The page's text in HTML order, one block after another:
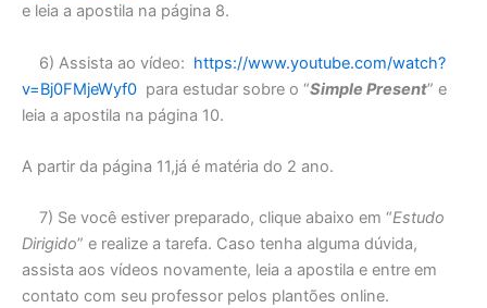
e leia a apostila na página 8.
6) Assista ao vídeo: https://www.youtube.com/watch?
v=Bj0FMjeWyf0 para estudar sobre o “Simple Present” e
leia a apostila na página 10.
A partir da página 11,já é matéria do 2 ano.
7) Se você estiver preparado, clique abaixo em “Estudo
Dirigido” e realize a tarefa. Caso tenha alguma dúvida,
assista aos vídeos novamente, leia a apostila e entre em
contato com seu professor pelos plantões online.